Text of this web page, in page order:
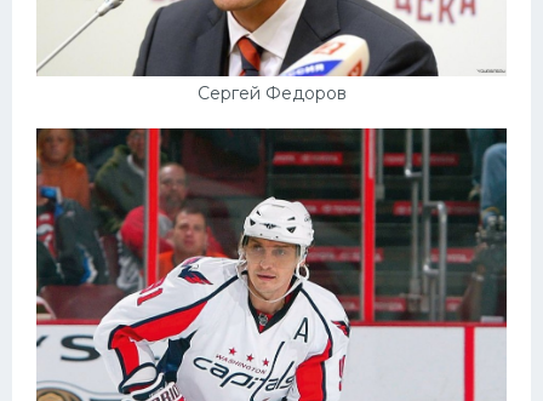
Сергей Федоров